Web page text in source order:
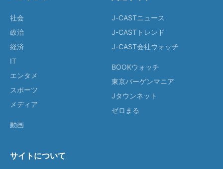
社会
政治
経済
IT
エンタメ
スポーツ
メディア
動画
J-CASTニュース
J-CASTトレンド
J-CAST会社ウォッチ
BOOKウォッチ
東京バーゲンマニア
Jタウンネット
ゼロまる
サイトについて